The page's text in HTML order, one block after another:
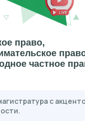
право,
частное
с